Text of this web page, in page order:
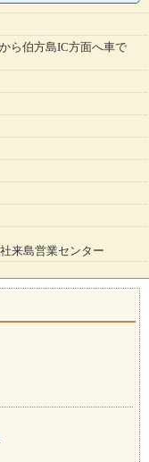
ら伯方島IC方面へ車で
来島営業センター